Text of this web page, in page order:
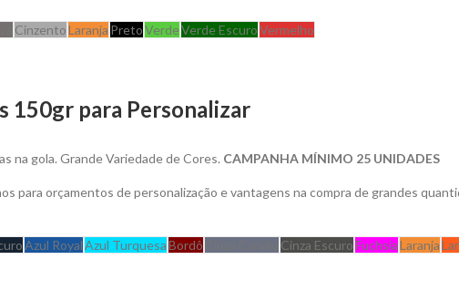
CinzentoLaranja PretoVerdeVerde EscuroVermelho
150gr para Personalizar
na gola. Grande Variedade de Cores. CAMPANHA MÍNIMO 25 UNIDADES
para orçamentos de personalização e vantagens na compra de grandes
Azul RoyalAzul TurquesaBordô Cinza EscuroFuchsiaLaranja